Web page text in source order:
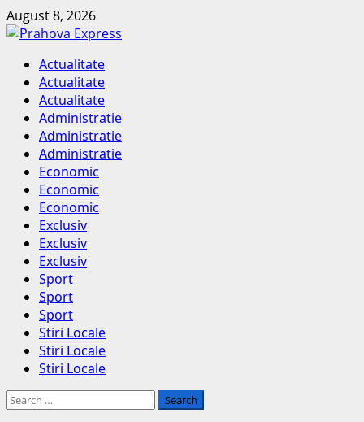
Skip
to
August 8, 2026
Primary
Menu
Actualitate
Actualitate
Actualitate
Administratie
Administratie
Administratie
Economic
Economic
Economic
Exclusiv
Exclusiv
Exclusiv
Sport
Sport
Sport
Stiri Locale
Stiri Locale
Stiri Locale
Search